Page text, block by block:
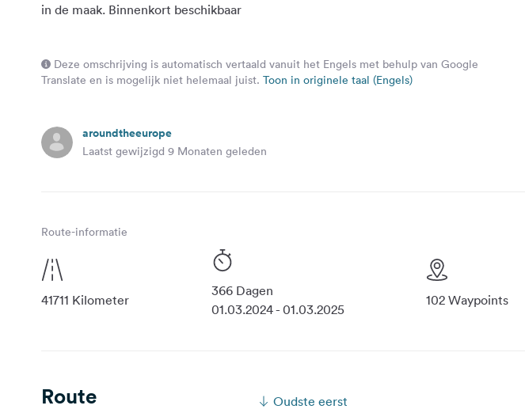
in de maak. Binnenkort beschikbaar
Deze omschrijving is automatisch vertaald vanuit het Engels met behulp van Google
Translate en is mogelijk niet helemaal juist. Toon in originele taal (Engels)
aroundtheeurope
Laatst gewijzigd 9 Monaten geleden
Route-informatie
41711 Kilometer
366 Dagen
01.03.2024 - 01.03.2025
102 Waypoints
Route Oudste eerst